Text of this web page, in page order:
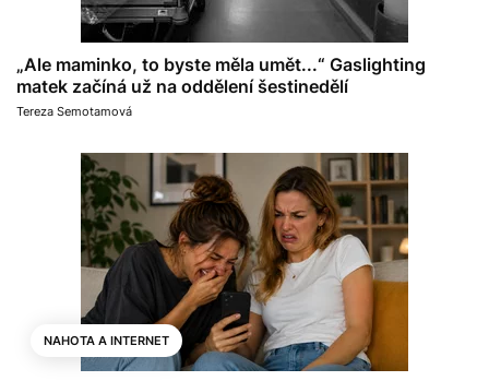
„Ale maminko, to byste měla umět...“ Gaslighting
matek začíná už na oddělení šestinedělí
Tereza Semotamová
NAHOTA A INTERNET